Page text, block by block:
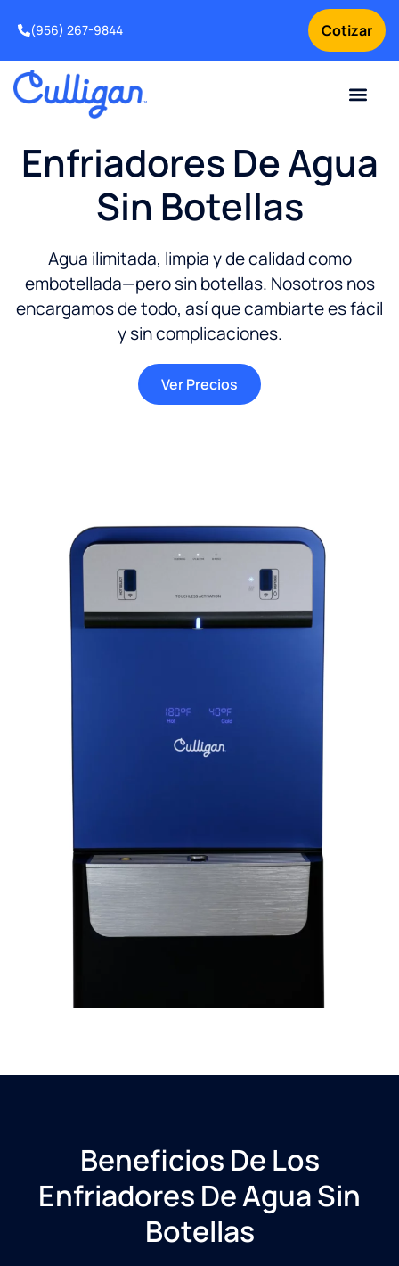
Cotizar
(956) 267-9844
Enfriadores De Agua
Sin Botellas
Agua ilimitada, limpia y de calidad como
embotellada—pero sin botellas. Nosotros nos
encargamos de todo, así que cambiarte es fácil
y sin complicaciones.
Ver Precios
Beneficios De Los
Enfriadores De Agua Sin
Botellas